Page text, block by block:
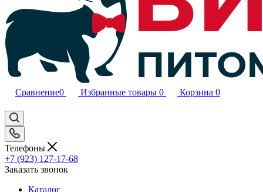
Сравнение0 Избранные товары 0 Корзина 0
Телефоны
+7 (923) 127-17-68
Заказать звонок
Каталог